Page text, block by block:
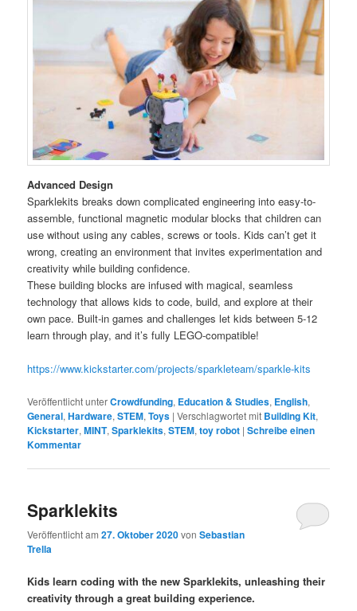
Advanced Design
Sparklekits breaks down complicated engineering into easy-to-
assemble, functional magnetic modular blocks that children can
use without using any cables, screws or tools. Kids can’t get it
wrong, creating an environment that invites experimentation and
creativity while building confidence.
These building blocks are infused with magical, seamless
technology that allows kids to code, build, and explore at their
own pace. Built-in games and challenges let kids between 5-12
learn through play, and it’s fully LEGO-compatible!
https://www.kickstarter.com/projects/sparkleteam/sparkle-kits
Veröffentlicht unterCrowdfunding, Education & Studies, English,
General,Hardware,STEM,Toys |Verschlagwortet mit Building Kit,
Kickstarter,MINT,Sparklekits,STEM,toy robot |Schreibe einen
Kommentar
Sparklekits
Veröffentlicht am27. Oktober 2020vonSebastian
Trella
Kids learn coding with the new Sparklekits, unleashing their
creativity through a great building experience.